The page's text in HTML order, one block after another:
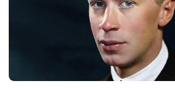
Образовательный туризм
НАЦИОНАЛЬНЫЙ ТУРИСТСКИЙ